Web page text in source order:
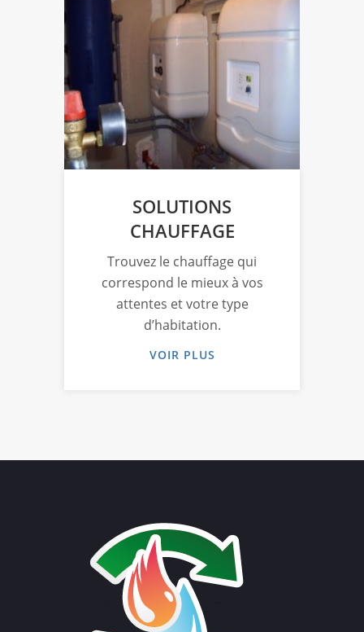
SOLUTIONS
CHAUFFAGE
Trouvez le chauffage qui
correspond le mieux à vos
attentes et votre type
d’habitation.
VOIR PLUS